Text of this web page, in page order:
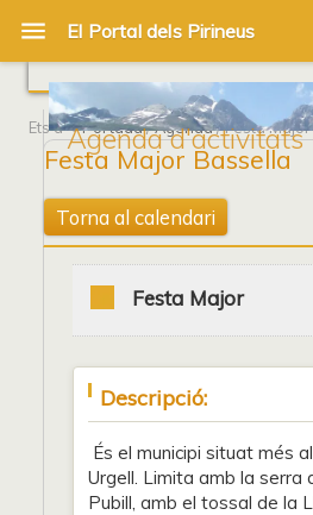
Agenda d'activitats
Ets a Portada/Agenda/ Festa
Festa Major Bassella
Torna al calendari
Festa Major
Descripció:
És el municipi situat més
Urgell. Limita amb la serra
Pubill, amb el tossal de la